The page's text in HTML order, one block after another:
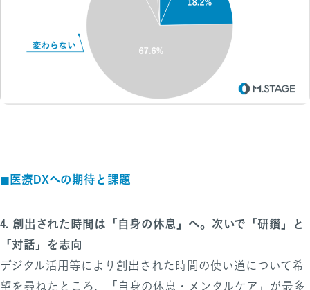
◼︎医療DXへの期待と課題
4. 創出された時間は「自身の休息」へ。次いで「研鑽」と
「対話」を志向
デジタル活用等により創出された時間の使い道について希
望を尋ねたところ、「自身の休息・メンタルケア」が最多